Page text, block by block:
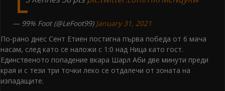
— 99% Foot (@LeFoot99) January 31, 2021
По-рано днес Сент Етиен постигна първа победа от 6 мача
насам, след като се наложи с 1:0 над Ница като гост.
Единственото попадение вкара Шарл Аби две минути преди
края и с тези три точки леко се отдалечи от зоната на
изпадащите.